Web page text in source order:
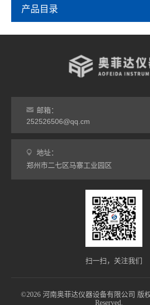
产品目录
干燥箱
烘箱
工业电炉
邮箱：
252526506@qq.cm
地址：
郑州市二七区马寨工业园区
扫一扫，关注我们
©2026 河南奥菲达仪器设备有限公司 版
Reserved.